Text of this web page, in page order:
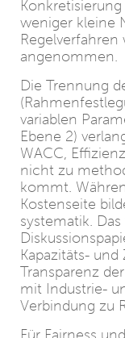
weniger kleine
angenommen.
Die Trennung
variablen
Ebene 2)
WACC,
nicht zu
kommt.
Kostenseite
systematik.
Kapazitäts‑
Transparenz
mit Industrie‑
Verbindung zu
Für Fairness